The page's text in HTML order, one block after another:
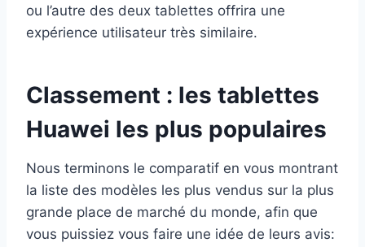
ou l’autre des deux tablettes offrira une
expérience utilisateur très similaire.
Classement : les tablettes
Huawei les plus populaires
Nous terminons le comparatif en vous montrant
la liste des modèles les plus vendus sur la plus
grande place de marché du monde, afin que
vous puissiez vous faire une idée de leurs avis: